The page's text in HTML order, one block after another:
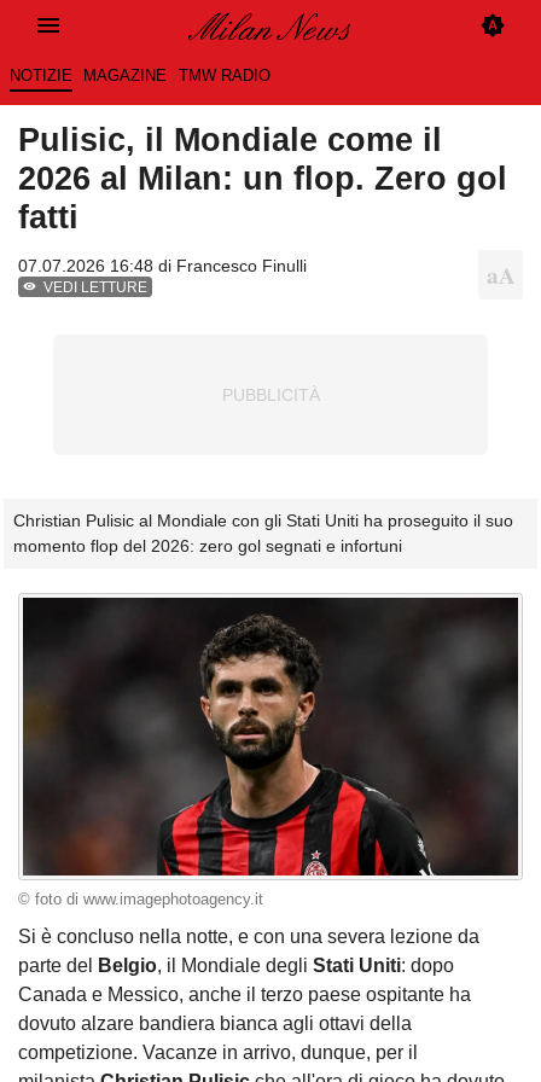
NOTIZIE MAGAZINE TMW RADIO
Pulisic, il Mondiale come il
2026 al Milan: un flop. Zero gol
fatti
07.07.2026 16:48 di Francesco Finulli
VEDI LETTURE
Christian Pulisic al Mondiale con gli Stati Uniti ha proseguito il suo
momento flop del 2026: zero gol segnati e infortuni
© foto di www.imagephotoagency.it
Si è concluso nella notte, e con una severa lezione da
parte del
Belgio, il Mondiale degli Stati Uniti: dopo
Canada e Messico, anche il terzo paese ospitante ha
dovuto alzare bandiera bianca agli ottavi della
competizione. Vacanze in arrivo, dunque, per il